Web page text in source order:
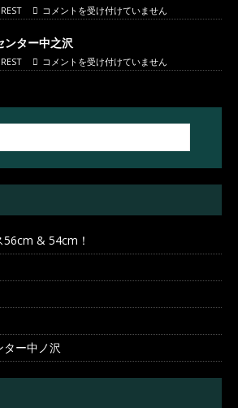
コメントを受け付けていません
ンター中之沢
コメントを受け付けていません
& 54cm！
ー中ノ沢